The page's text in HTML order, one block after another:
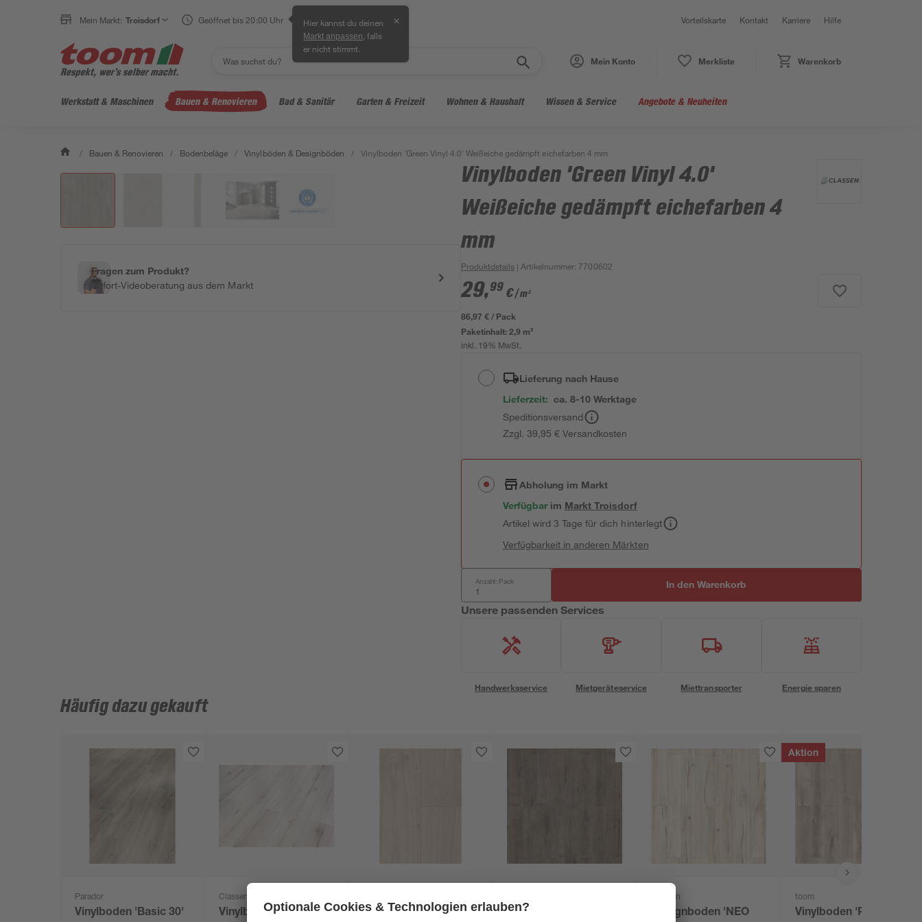
Mein Markt: Troisdorf Geöffnet bis 20:00 Uhr Hier kannst du deinen
Markt anpassen , falls
er nicht stimmt.
✕ Vorteilskarte Kontakt Karriere Hilfe
Mein Konto Merkliste Warenkorb
Werkstatt & Maschinen Bauen & Renovieren Bad & Sanitär Garten & Freizeit Wohnen & Haushalt Wissen & Service Angebote & Neuheiten
/ Bauen & Renovieren / Bodenbeläge / Vinylböden & Designböden / Vinylboden 'Green Vinyl 4.0' Weißeiche gedämpft eichefarben 4 mm
Fragen zum Produkt?
Sofort-Videoberatung aus dem Markt
Vinylboden 'Green Vinyl 4.0'
Weißeiche gedämpft eichefarben 4
mm
Produktdetails | Artikelnummer: 7700602
29,99 €/ m²
86,97 € / Pack
Paketinhalt:2,9 m²
inkl. 19% MwSt.
Lieferung nach Hause
Lieferzeit: ca. 8-10 Werktage
Speditionsversand
Zzgl. 39,95 € Versandkosten
Abholung im Markt
Verfügbar im MarktTroisdorf
Artikel wird 3 Tage für dich hinterlegt
Verfügbarkeit in anderen Märkten
Anzahl: Pack In den Warenkorb
Unsere passenden Services
Handwerksservice Mietgeräteservice Miettransporter Energie sparen
Häufig dazu gekauft
Parador
Vinylboden 'Basic 30'
Classen
Vinylboden 'Green
Vinylboden Eiche
Designboden 'NEO
Classen
Designboden 'NEO
Aktion
toom
Vinylboden 'Premium-